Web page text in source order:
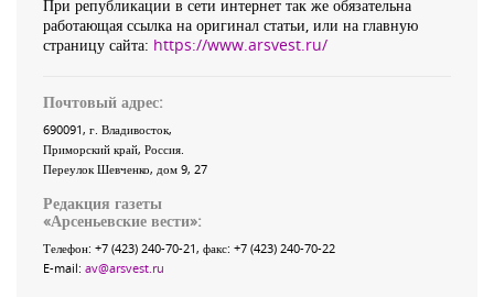
При републикации в сети интернет так же обязательна
работающая ссылка на оригинал статьи, или на главную
страницу сайта: https://www.arsvest.ru/
Почтовый адрес:
690091, г. Владивосток,
Приморский край, Россия
Переулок Шевченко, дом 9, 27
Редакция газеты
«Арсеньевские вести»:
Телефон: +7 (423) 240-70-21, факс: +7 (423) 240-70-22
E-mail: av@arsvest.ru